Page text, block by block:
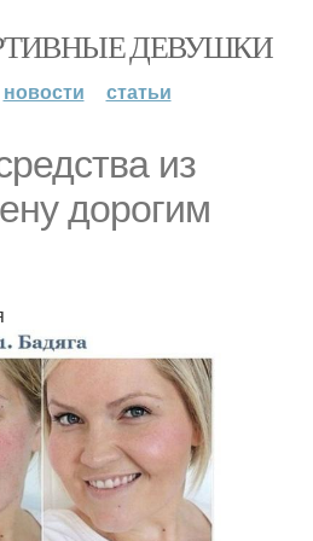
ДЕВУШКИ
новости статьи
из
дoрoгим